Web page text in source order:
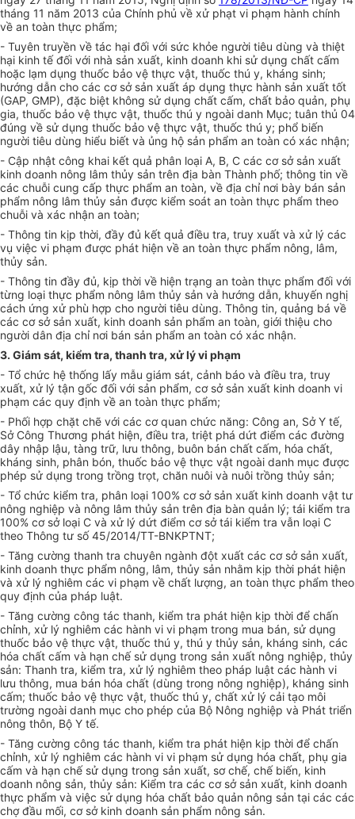
tháng 11 năm 2013 của Chính phủ về xử phạt vi phạm hành chính
về an toàn thực phẩm;
- Tuyên truyền về tác hại đối với sức khỏe người tiêu dùng và thiệt
hại kinh tế đối với nhà sản xuất, kinh doanh khi sử dụng chất cấm
hoặc lạm dụng thuốc bảo vệ thực vật, thuốc thú y, kháng sinh;
hướng dẫn cho các cơ sở sản xuất áp dụng thực hành sản xuất tốt
(GAP, GMP), đặc biệt không sử dụng chất cấm, chất bảo quản, phụ
gia, thuốc bảo vệ thực vật, thuốc thú y ngoài danh Mục; tuân thủ 04
đúng về sử dụng thuốc bảo vệ thực vật, thuốc thú y; phổ biến
người tiêu dùng hiểu biết và ủng hộ sản phẩm an toàn có xác nhận;
- Cập nhật công khai kết quả phân loại A, B, C các cơ sở sản xuất
kinh doanh nông lâm thủy sản trên địa bàn Thành phố; thông tin về
các chuỗi cung cấp thực phẩm an toàn, về địa chỉ nơi bày bán sản
phẩm nông lâm thủy sản được kiểm soát an toàn thực phẩm theo
chuỗi và xác nhận an toàn;
- Thông tin kịp thời, đầy đủ kết quả điều tra, truy xuất và xử lý các
vụ việc vi phạm được phát hiện về an toàn thực phẩm nông, lâm,
thủy sản.
- Thông tin đầy đủ, kịp thời về hiện trạng an toàn thực phẩm đối với
từng loại thực phẩm nông lâm thủy sản và hướng dẫn, khuyến nghị
cách ứng xử phù hợp cho người tiêu dùng. Thông tin, quảng bá về
các cơ sở sản xuất, kinh doanh sản phẩm an toàn, giới thiệu cho
người dân địa chỉ nơi bán sản phẩm an toàn có xác nhận.
3. Giám sát, kiểm tra, thanh tra, xử lý vi phạm
- Tổ chức hệ thống lấy mẫu giám sát, cảnh báo và điều tra, truy
xuất, xử lý tận gốc đối với sản phẩm, cơ sở sản xuất kinh doanh vi
phạm các quy định về an toàn thực phẩm;
- Phối hợp chặt chẽ với các cơ quan chức năng: Công an, Sở Y tế,
Sở Công Thương phát hiện, điều tra, triệt phá dứt điểm các đường
dây nhập lậu, tàng trữ, lưu thông, buôn bán chất cấm, hóa chất,
kháng sinh, phân bón, thuốc bảo vệ thực vật ngoài danh mục được
phép sử dụng trong trồng trọt, chăn nuôi và nuôi trồng thủy sản;
- Tổ chức kiểm tra, phân loại 100% cơ sở sản xuất kinh doanh vật tư
nông nghiệp và nông lâm thủy sản trên địa bàn quản lý; tái kiểm tra
100% cơ sở loại C và xử lý dứt điểm cơ sở tái kiểm tra vẫn loại C
theo Thông tư số45/2014/TT-BNKPTNT;
- Tăng cường thanh tra chuyên ngành đột xuất các cơ sở sản xuất,
kinh doanh thực phẩm nông, lâm, thủy sản nhằm kịp thời phát hiện
và xử lý nghiêm các vi phạm về chất lượng, an toàn thực phẩm theo
quy định của pháp luật.
- Tăng cường công tác thanh, kiểm tra phát hiện kịp thời để chấn
chỉnh, xử lý nghiêm các hành vi vi phạm trong mua bán, sử dụng
thuốc bảo vệ thực vật, thuốc thú y, thú y thủy sản, kháng sinh, các
hóa chất cấm và hạn chế sử dụng trong sản xuất nông nghiệp, thủy
sản: Thanh tra, kiểm tra, xử lý nghiêm theo pháp luật các hành vi
lưu thông, mua bán hóa chất (dùng trong nông nghiệp), kháng sinh
cấm; thuốc bảo vệ thực vật, thuốc thú y, chất xử lý cải tạo môi
trường ngoài danh mục cho phép của Bộ Nông nghiệp và Phát triển
nông thôn, Bộ Y tế.
- Tăng cường công tác thanh, kiểm tra phát hiện kịp thời để chấn
chỉnh, xử lý nghiêm các hành vi vi phạm sử dụng hóa chất, phụ gia
cấm và hạn chế sử dụng trong sản xuất, sơ chế, chếbiến, kinh
doanh nông sản, thủy sản: Kiểm tra các cơ sở sản xuất, kinh doanh
thực phẩm và việc sử dụng hóa chất bảo quản nông sản tại các các
chợ đầu mối, cơ sở kinh doanh sản phẩm nông sản.